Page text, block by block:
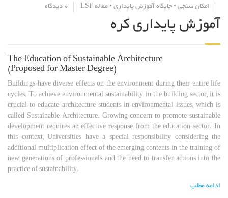
امکان سنجی • جایگاه آموزش پایداری • مقاله LSF 0 دیدگاه
آموزش پایداری کره
The Education of Sustainable Architecture
(Proposed for Master Degree)
Buildings have diverse effects on the environment during their entire life
cycles. To achieve environmental sustainability in the building sector, it is
crucial to educate architecture students in environmental issues, which is
called Sustainable Architecture. Growing concern to promote sustainable
development requires an effective response from the education sector. In
this context, Universities have a special responsibility considering the
additional multiplication effect of the emerging contents in the training of
new generations of professionals and the need to transfer actions into the
practice of sustainability.
ادامه مطلب